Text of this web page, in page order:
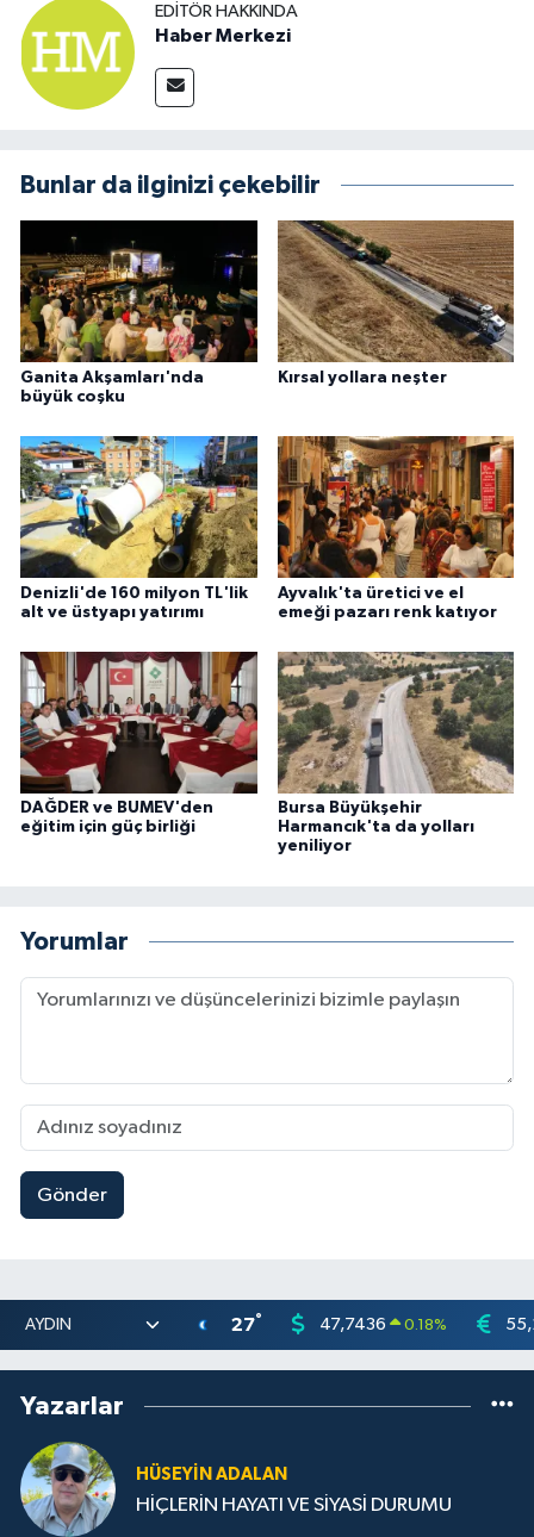
EDITÖR HAKKINDA
Haber Merkezi
Bunlar da ilginizi çekebilir
Ganita Akşamları'nda
büyük coşku
Kırsal yollara neşter
Denizli'de 160 milyon TL'lik
alt ve üstyapı yatırımı
Ayvalık'ta üretici ve el
emeği pazarı renk katıyor
DAĞDER ve BUMEV'den
eğitim için güç birliği
Bursa Büyükşehir
Harmancık'ta da yolları
yeniliyor
Yorumlar
Gönder
27° 47,7436 0.18%
Yazarlar
HÜSEYIN ADALAN
HİÇLERİN HAYATI VE SİYASİ DURUMU